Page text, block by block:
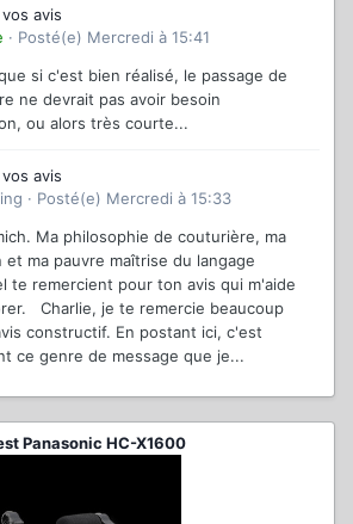
avis
· Posté(e) Mercredi à 15:41
si c'est bien réalisé, le passage de
ne devrait pas avoir besoin
ou alors très courte...
avis
· Posté(e) Mercredi à 15:33
Ma philosophie de couturière, ma
ma pauvre maîtrise du langage
te remercient pour ton avis qui m'aide
Charlie, je te remercie beaucoup
constructif. En postant ici, c'est
ce genre de message que je...
Panasonic HC-X1600